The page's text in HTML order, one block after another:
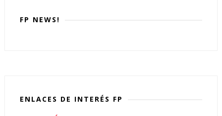
FP NEWS!
ENLACES DE INTERÉS FP